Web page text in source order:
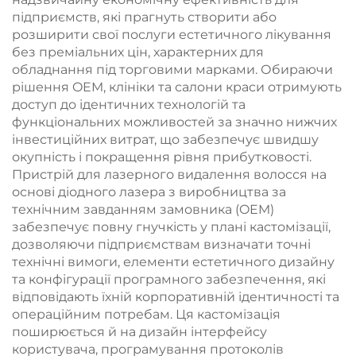
процедур
підприємств, які прагнуть створити або
розширити свої послуги естетичного лікування
без преміальних цін, характерних для
обладнання під торговими марками. Обираючи
рішення OEM, клініки та салони краси отримують
доступ до ідентичних технологій та
функціональних можливостей за значно нижчих
інвестиційних витрат, що забезпечує швидшу
окупність і покращення рівня прибутковості.
Пристрій для лазерного видалення волосся на
основі діодного лазера з виробництва за
технічним завданням замовника (OEM)
забезпечує повну гнучкість у плані кастомізації,
дозволяючи підприємствам визначати точні
технічні вимоги, елементи естетичного дизайну
та конфігурації програмного забезпечення, які
відповідають їхній корпоративній ідентичності та
операційним потребам. Ця кастомізація
поширюється й на дизайн інтерфейсу
користувача, програмування протоколів